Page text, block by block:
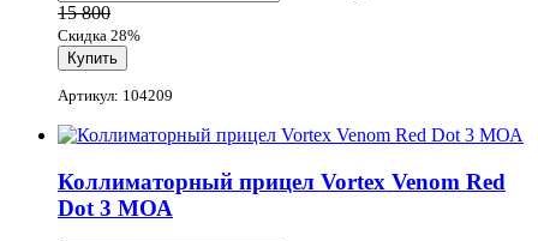
15 800
Скидка 28%
Артикул: 104209
Коллиматорный прицел Vortex Venom Red
Dot 3 МОА